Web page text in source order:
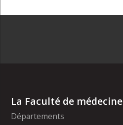
La Faculté de médecine
Départements